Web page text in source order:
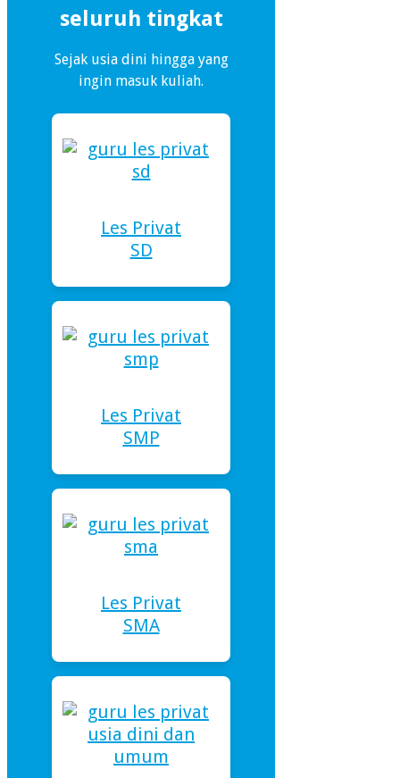
seluruh tingkat
Sejak usia dini hingga yang
ingin masuk kuliah.
Les Privat
SD
Les Privat
SMP
Les Privat
SMA